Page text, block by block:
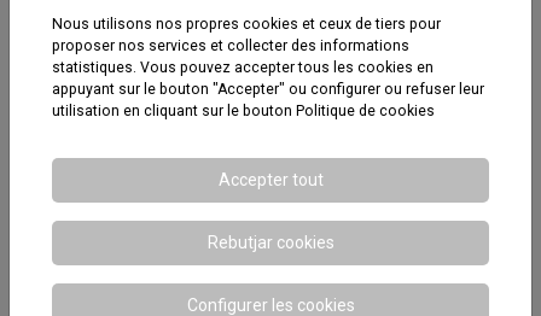
Nous utilisons nos propres cookies et ceux de tiers pour
proposer nos services et collecter des informations
statistiques. Vous pouvez accepter tous les cookies en
appuyant sur le bouton "Accepter" ou configurer ou refuser leur
utilisation en cliquant sur le bouton Politique de cookies
Accepter tout
Rebutjar cookies
Configurer les cookies